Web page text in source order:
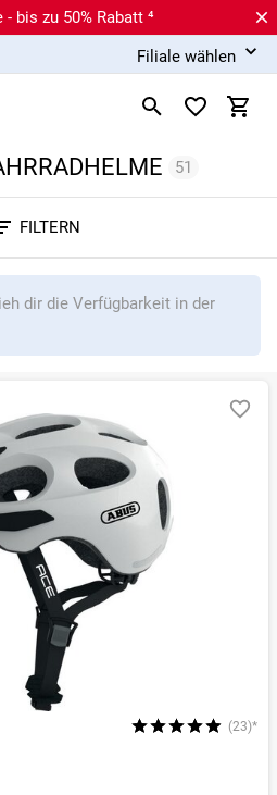
- bis zu 50% Rabatt ⁴
Filiale wählen
51
FILTERN
dir die Verfügbarkeit in der
(23)*